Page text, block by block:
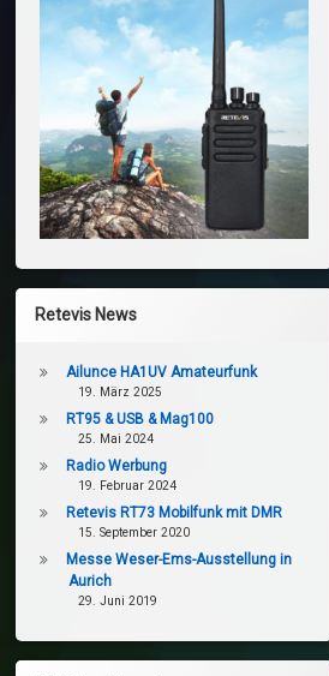
Retevis News
Ailunce HA1UV Amateurfunk
19. März 2025
RT95 & USB & Mag100
25. Mai 2024
Radio Werbung
19. Februar 2024
Retevis RT73 Mobilfunk mit DMR
15. September 2020
Messe Weser-Ems-Ausstellung in
Aurich
29. Juni 2019